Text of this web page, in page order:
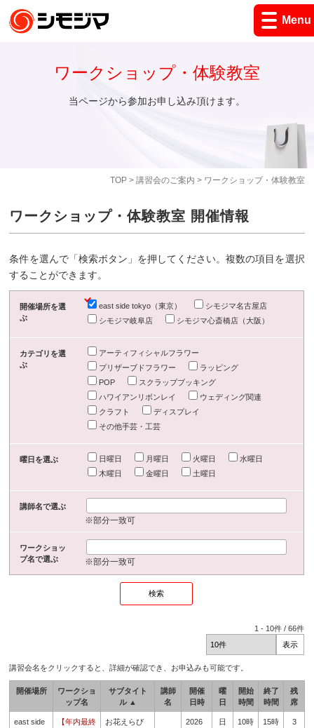
Menu
TOP> 講習会のご案内 > ワークショップ・体験教室
ワークショップ・体験教室
当ページから参加お申し込み頂けます。
ワークショップ・体験教室 開催情報
条件を選んで「検索ボタン」を押してください。複数の項目を選択
することができます。
開催場所を選
ぶ
east side tokyo（東京）
シモジマ名古屋店
シモジマ岐阜店
シモジマ心斎橋店（大阪）
カテゴリを選
ぶ
アーティフィシャルフラワー
プリザーブドフラワー
ラッピング
POP
スクラップブッキング
ハワイアンリボンレイ
ウェディング関連
クラフト
ディスプレイ
その他手芸・工芸
曜日を選ぶ 日曜日 月曜日 火曜日
水曜日
木曜日
金曜日 土曜日
講師名で選ぶ
※部分一致可
ワークショッ
プ名で選ぶ
※部分一致可
1 - 10件 /66件
講習会名をクリックすると、詳細が確認でき、お申込みも可能です。
開催場所
ワークショ
ップ名
サブタイト
ル ▲
講師
名
開催
日時
曜
日
開始
時間
終了
時間
残
席
east side
【年内最終
お花えらび
2026
日
10時
15時
3